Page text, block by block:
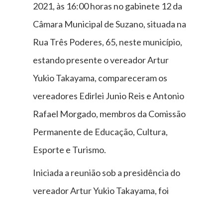
2021, às 16:00 horas no gabinete 12 da
Câmara Municipal de Suzano, situada na
Rua Três Poderes, 65, neste município,
estando presente o vereador Artur
Yukio Takayama, compareceram os
vereadores Edirlei Junio Reis e Antonio
Rafael Morgado, membros da Comissão
Permanente de Educação, Cultura,
Esporte e Turismo.
Iniciada a reunião sob a presidência do
vereador Artur Yukio Takayama, foi